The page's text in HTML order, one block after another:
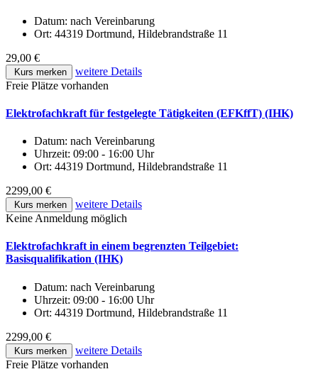
Datum: nach Vereinbarung
Ort: 44319 Dortmund, Hildebrandstraße 11
29,00 €
Kurs merken
weitere Details
Freie Plätze vorhanden
Elektrofachkraft für festgelegte Tätigkeiten (EFKffT) (IHK)
Datum: nach Vereinbarung
Uhrzeit: 09:00 - 16:00 Uhr
Ort: 44319 Dortmund, Hildebrandstraße 11
2299,00 €
Kurs merken
weitere Details
Keine Anmeldung möglich
Elektrofachkraft in einem begrenzten Teilgebiet:
Basisqualifikation (IHK)
Datum: nach Vereinbarung
Uhrzeit: 09:00 - 16:00 Uhr
Ort: 44319 Dortmund, Hildebrandstraße 11
2299,00 €
Kurs merken
weitere Details
Freie Plätze vorhanden